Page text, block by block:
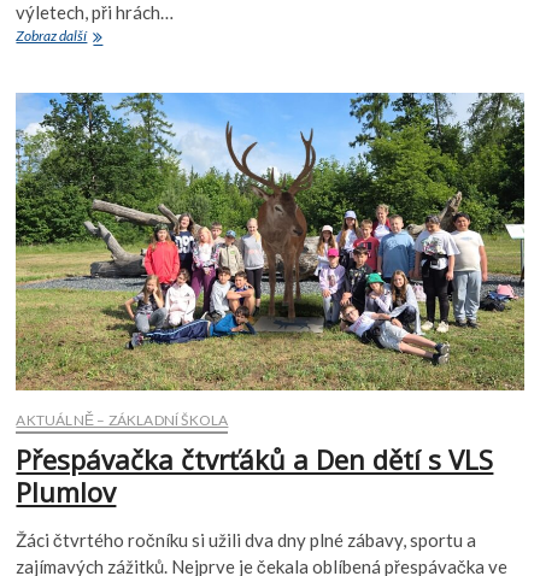
výletech, při hrách…
Zobraz dalšíŠkola
s
legendou
o
Sokolí
hlídce
AKTUÁLNĚ – ZÁKLADNÍ ŠKOLA
Přespávačka čtvrťáků a Den dětí s VLS
Plumlov
Žáci čtvrtého ročníku si užili dva dny plné zábavy, sportu a
zajímavých zážitků. Nejprve je čekala oblíbená přespávačka ve